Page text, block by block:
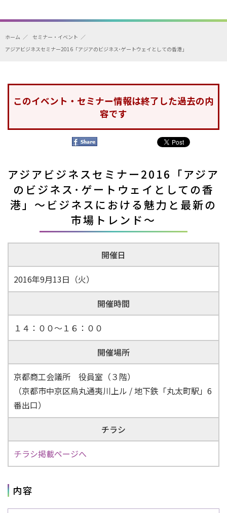
ホーム
セミナー・イベント
アジアビジネスセミナー2016「アジアのビジネス･ゲートウェイとしての香港」
このイベント・セミナー情報は終了した過去の内
容です
アジアビジネスセミナー2016「アジア
のビジネス･ゲートウェイとしての香
港」 ～ビジネスにおける魅力と最新の
市場トレンド～
開催日
2016年9月13日（火）
開催時間
１４：００～１６：００
開催場所
京都商工会議所 役員室（３階）
（京都市中京区烏丸通夷川上ル / 地下鉄「丸太町駅」6
番出口）
チラシ
チラシ掲載ページへ
内容